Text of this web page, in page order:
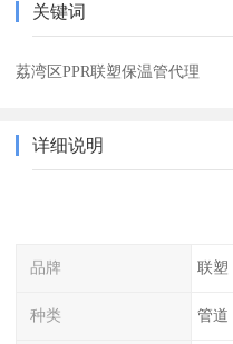
关键词
荔湾区PPR联塑保温管代理
详细说明
品牌 联塑
种类 管道